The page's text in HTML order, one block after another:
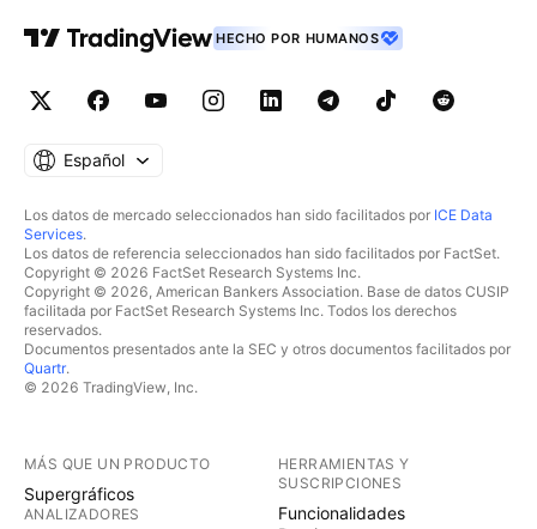
HECHO POR HUMANOS
Español
Los datos de mercado seleccionados han sido facilitados por ICE Data
Services.
Los datos de referencia seleccionados han sido facilitados por FactSet.
Copyright © 2026 FactSet Research Systems Inc.
Copyright © 2026, American Bankers Association. Base de datos CUSIP
facilitada por FactSet Research Systems Inc. Todos los derechos
reservados.
Documentos presentados ante la SEC y otros documentos facilitados por
Quartr.
© 2026 TradingView, Inc.
MÁS QUE UN PRODUCTO
Supergráficos
ANALIZADORES
HERRAMIENTAS Y
SUSCRIPCIONES
Funcionalidades